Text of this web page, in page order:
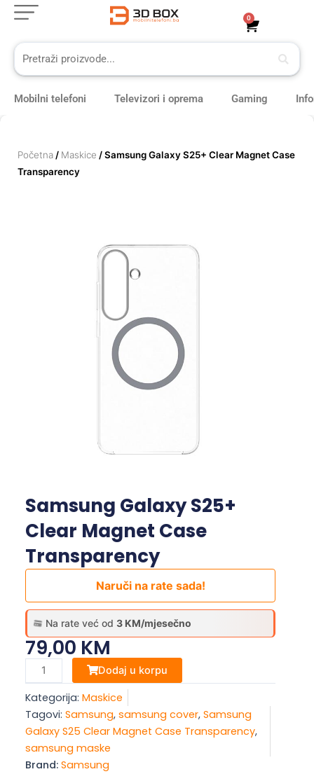
Skip
content
0
Cart
Mobilni telefoni Televizori i oprema Gaming
Početna / Maskice / Samsung Galaxy S25+ Clear Magnet Case
Transparency
Samsung Galaxy S25+
Clear Magnet Case
Transparency
Na rate već od 3 KM/mjesečno
Naruči na rate sada!
79,00 KM
Samsung
Galaxy
S25+
Clear
Magnet
Case
Transparency
Dodaj u korpu
Kategorija: Maskice
Tagovi: Samsung, samsung cover, Samsung
Galaxy S25 Clear Magnet Case Transparency,
samsung maske
Brand: Samsung